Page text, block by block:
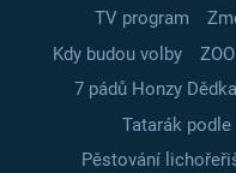
TV program
Kdy budou volby
7 pádů Honzy Dědka
Tatarák
Pěstování